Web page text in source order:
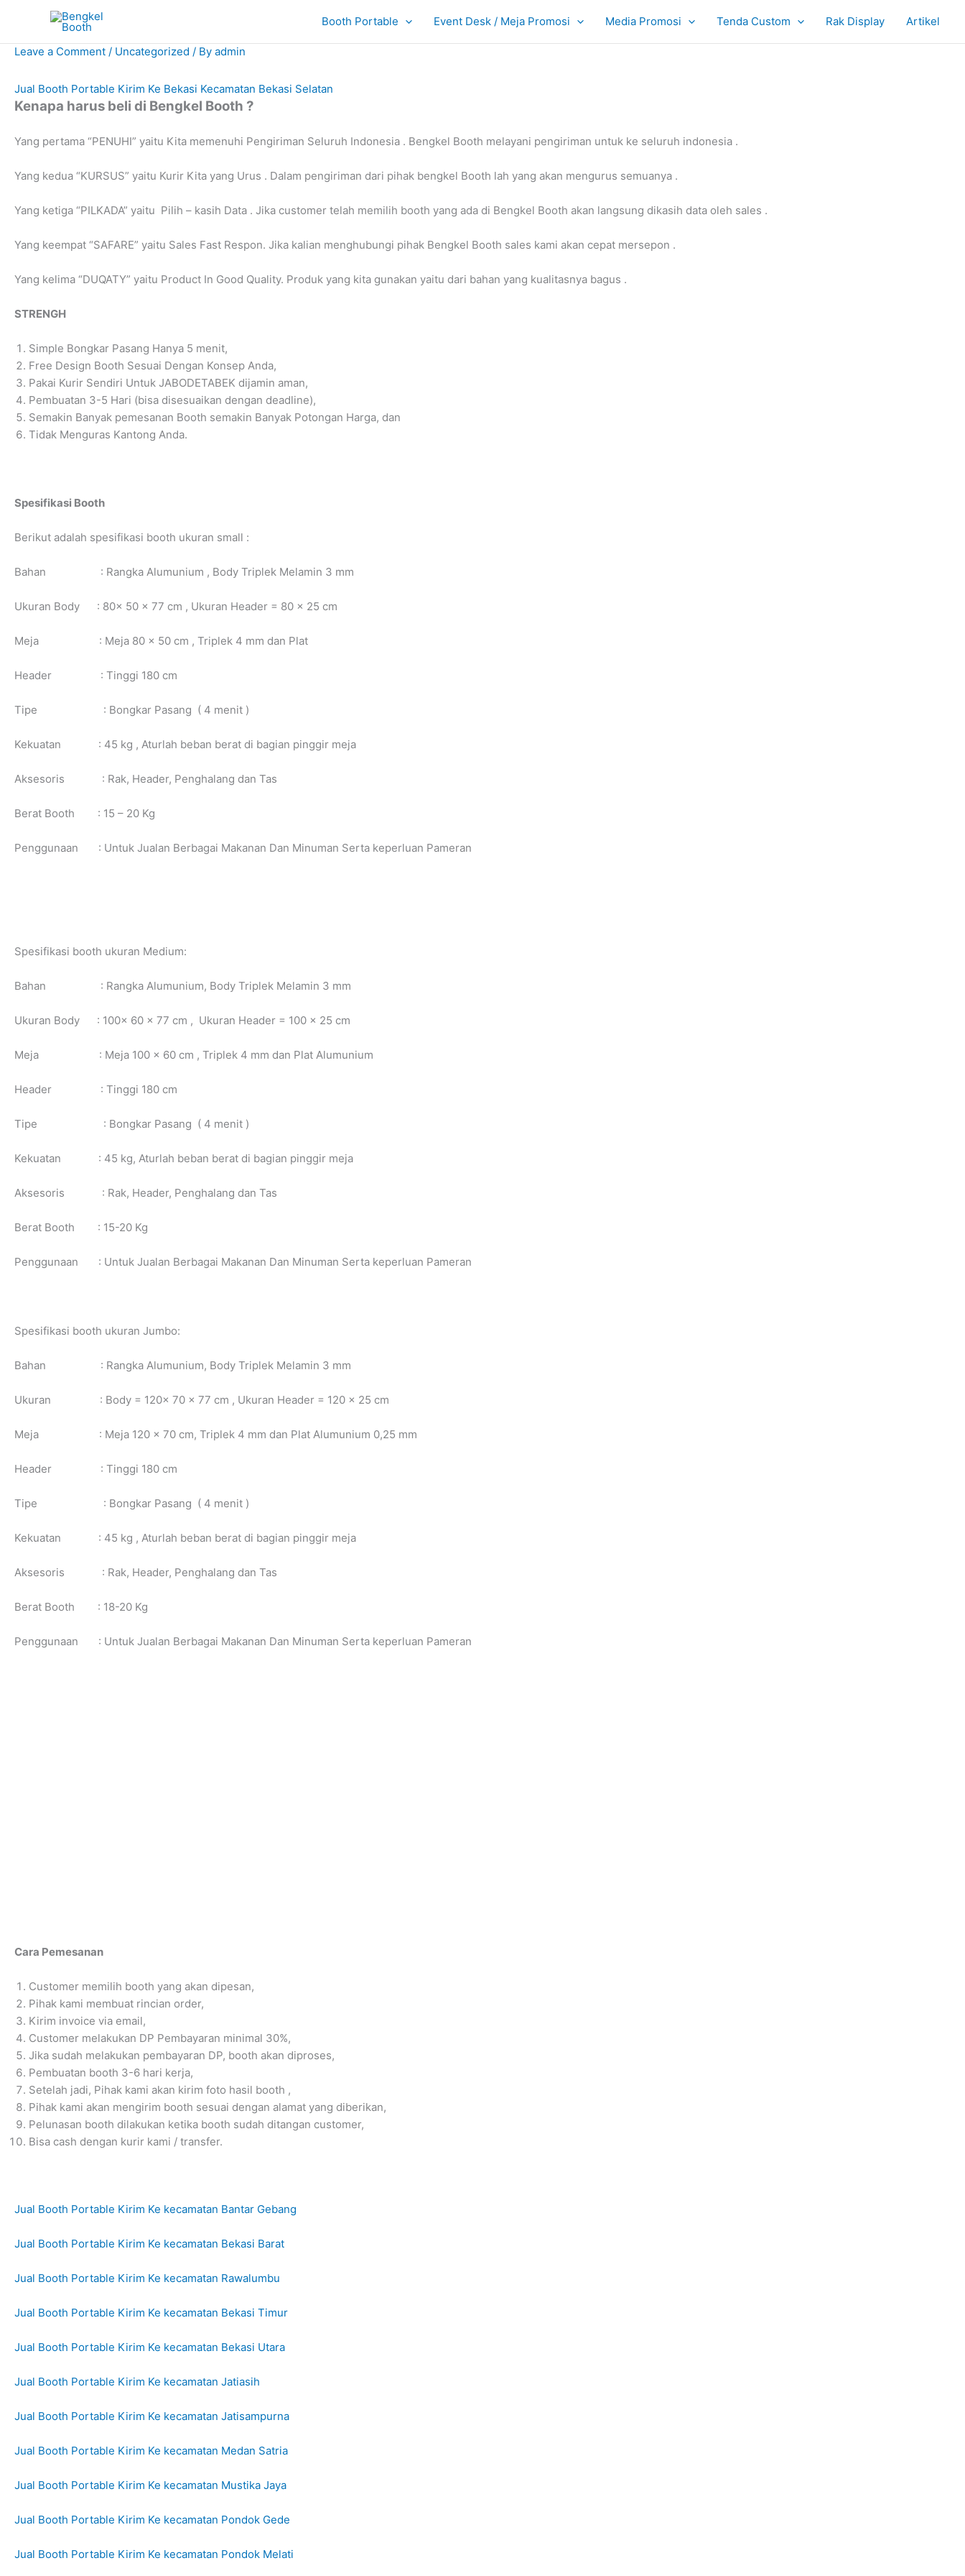
content
Booth Portable Event Desk / Meja Promosi Media Promosi Tenda Custom Rak Display Artikel
Leave a Comment / Uncategorized / By admin
Jual Booth Portable Kirim Ke Bekasi Kecamatan Bekasi Selatan
Kenapa harus beli di Bengkel Booth ?
Yang pertama “PENUHI” yaitu Kita memenuhi Pengiriman Seluruh Indonesia . Bengkel Booth melayani pengiriman untuk ke seluruh indonesia .
Yang kedua “KURSUS” yaitu Kurir Kita yang Urus . Dalam pengiriman dari pihak bengkel Booth lah yang akan mengurus semuanya .
Yang ketiga “PILKADA” yaitu Pilih – kasih Data . Jika customer telah memilih booth yang ada di Bengkel Booth akan langsung dikasih data oleh sales .
Yang keempat “SAFARE” yaitu Sales Fast Respon. Jika kalian menghubungi pihak Bengkel Booth sales kami akan cepat mersepon .
Yang kelima “DUQATY” yaitu Product In Good Quality. Produk yang kita gunakan yaitu dari bahan yang kualitasnya bagus .
STRENGH
Simple Bongkar Pasang Hanya 5 menit,
Free Design Booth Sesuai Dengan Konsep Anda,
Pakai Kurir Sendiri Untuk JABODETABEK dijamin aman,
Pembuatan 3-5 Hari (bisa disesuaikan dengan deadline),
Semakin Banyak pemesanan Booth semakin Banyak Potongan Harga, dan
Tidak Menguras Kantong Anda.
Spesifikasi Booth
Berikut adalah spesifikasi booth ukuran small :
Bahan : Rangka Alumunium , Body Triplek Melamin 3 mm
Ukuran Body : 80x 50 x 77 cm , Ukuran Header = 80 x 25 cm
Meja : Meja 80 x 50 cm , Triplek 4 mm dan Plat
Header : Tinggi 180 cm
Tipe : Bongkar Pasang ( 4 menit )
Kekuatan : 45 kg , Aturlah beban berat di bagian pinggir meja
Aksesoris : Rak, Header, Penghalang dan Tas
Berat Booth : 15 – 20 Kg
Penggunaan : Untuk Jualan Berbagai Makanan Dan Minuman Serta keperluan Pameran
Spesifikasi booth ukuran Medium:
Bahan : Rangka Alumunium, Body Triplek Melamin 3 mm
Ukuran Body : 100x 60 x 77 cm , Ukuran Header = 100 x 25 cm
Meja : Meja 100 x 60 cm , Triplek 4 mm dan Plat Alumunium
Header : Tinggi 180 cm
Tipe : Bongkar Pasang ( 4 menit )
Kekuatan : 45 kg, Aturlah beban berat di bagian pinggir meja
Aksesoris : Rak, Header, Penghalang dan Tas
Berat Booth : 15-20 Kg
Penggunaan : Untuk Jualan Berbagai Makanan Dan Minuman Serta keperluan Pameran
Spesifikasi booth ukuran Jumbo:
Bahan : Rangka Alumunium, Body Triplek Melamin 3 mm
Ukuran : Body = 120x 70 x 77 cm , Ukuran Header = 120 x 25 cm
Meja : Meja 120 x 70 cm, Triplek 4 mm dan Plat Alumunium 0,25 mm
Header : Tinggi 180 cm
Tipe : Bongkar Pasang ( 4 menit )
Kekuatan : 45 kg , Aturlah beban berat di bagian pinggir meja
Aksesoris : Rak, Header, Penghalang dan Tas
Berat Booth : 18-20 Kg
Penggunaan : Untuk Jualan Berbagai Makanan Dan Minuman Serta keperluan Pameran
Cara Pemesanan
Customer memilih booth yang akan dipesan,
Pihak kami membuat rincian order,
Kirim invoice via email,
Customer melakukan DP Pembayaran minimal 30%,
Jika sudah melakukan pembayaran DP, booth akan diproses,
Pembuatan booth 3-6 hari kerja,
Setelah jadi, Pihak kami akan kirim foto hasil booth ,
Pihak kami akan mengirim booth sesuai dengan alamat yang diberikan,
Pelunasan booth dilakukan ketika booth sudah ditangan customer,
Bisa cash dengan kurir kami / transfer.
Jual Booth Portable Kirim Ke kecamatan Bantar Gebang
Jual Booth Portable Kirim Ke kecamatan Bekasi Barat
Jual Booth Portable Kirim Ke kecamatan Rawalumbu
Jual Booth Portable Kirim Ke kecamatan Bekasi Timur
Jual Booth Portable Kirim Ke kecamatan Bekasi Utara
Jual Booth Portable Kirim Ke kecamatan Jatiasih
Jual Booth Portable Kirim Ke kecamatan Jatisampurna
Jual Booth Portable Kirim Ke kecamatan Medan Satria
Jual Booth Portable Kirim Ke kecamatan Mustika Jaya
Jual Booth Portable Kirim Ke kecamatan Pondok Gede
Jual Booth Portable Kirim Ke kecamatan Pondok Melati